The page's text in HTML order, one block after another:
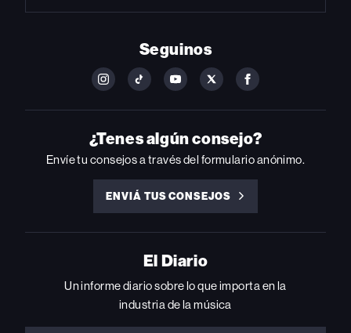
Seguinos
FOLLOW
ON
INSTAGRAM
FOLLOW
ON
YOUTUBE
FOLLOW
ON
YOUTUBE
FOLLOW
ON
FOLLOW
ON
FACEBOOK
¿Tenes algún consejo?
Envíe tu consejos a través del formulario anónimo.
ENVIÁ TUS CONSEJOS
ENVIÁ
CONSEJOS
El Diario
Un informe diario sobre lo que importa en la
industria de la música